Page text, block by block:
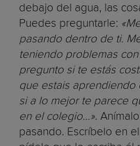
debajo del agua, las
Puedes preguntarle:
pasando dentro de ti.
teniendo problemas
pregunto si te estás
que estais
si a lo mejor te parece
en el colegio…».
pasando. Escríbelo en